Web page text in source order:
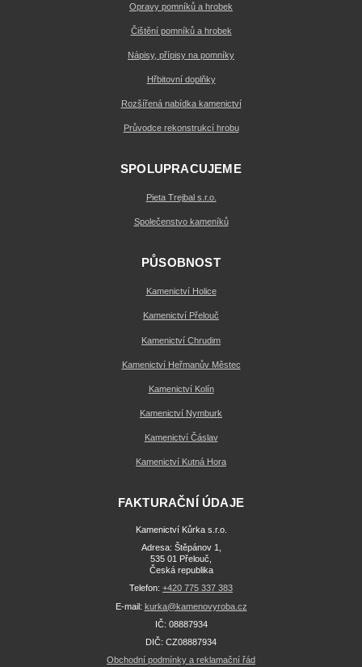
Opravy pomníků a hrobek
Čištění pomníků a hrobek
Nápisy, přípisy na pomníky
Hřbitovní doplňky
Rozšířená nabídka kamenictví
Průvodce rekonstrukcí hrobu
SPOLUPRACUJEME
Pieta Trejbal s.r.o.
Společenstvo kameníků
PŮSOBNOST
Kamenictví Holice
Kamenictví Přelouč
Kamenictví Chrudim
Kamenictví Heřmanův Městec
Kamenictví Kolín
Kamenictví Nymburk
Kamenictví Čáslav
Kamenictví Kutná Hora
FAKTURAČNÍ ÚDAJE
Kamenictví Kůrka s.r.o.
Adresa: Štěpánov 1,
535 01 Přelouč,
Česká republika
Telefon: +420 775 337 383
E-mail: kurka@kamenovyroba.cz
IČ: 08887934
DIČ: CZ08887934
Obchodní podmínky a reklamační řád